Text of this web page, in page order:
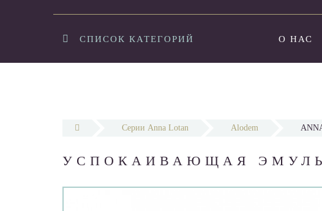
СПИСОК КАТЕГОРИЙ О НАС
Серии Anna Lotan Alodem
УСПОКАИВАЮЩАЯ